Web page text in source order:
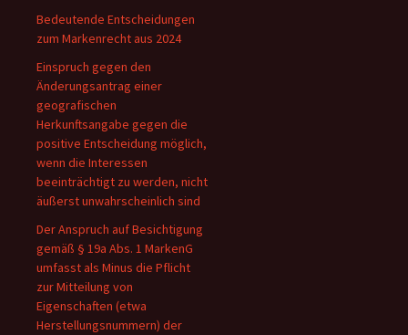
Bedeutende Entscheidungen
zum Markenrecht aus 2024
Einspruch gegen den
Änderungsantrag einer
geografischen
Herkunftsangabe gegen die
positive Entscheidung möglich,
wenn die Interessen
beeinträchtigt zu werden, nicht
äußerst unwahrscheinlich sind
Der Anspruch auf Besichtigung
gemäß § 19a Abs. 1 MarkenG
umfasst als Minus die Pflicht
zur Mitteilung von
Eigenschaften (etwa
Herstellungsnummern) der